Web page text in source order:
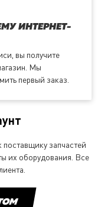
ИНТЕРНЕТ-
вы получите
Мы
первый заказ.
поставщику запчастей
их оборудования. Все